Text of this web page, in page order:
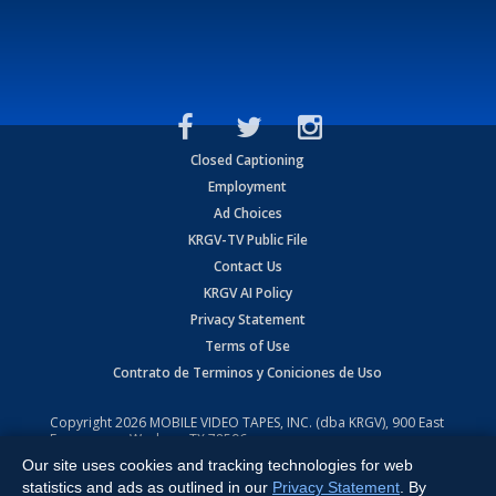
Closed Captioning
Employment
Ad Choices
KRGV-TV Public File
Contact Us
KRGV AI Policy
Privacy Statement
Terms of Use
Contrato de Terminos y Coniciones de Uso
Copyright2026 MOBILE VIDEO TAPES, INC. (dba KRGV), 900 East
Expressway, Weslaco, TX 78596.
All Rights Reserved. Powered by:Ruby Shore Software
Our site uses cookies and tracking technologies for web
statistics and ads as outlined in our Privacy Statement . By